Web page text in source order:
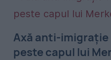
Axă anti-imigrație
peste capul lui